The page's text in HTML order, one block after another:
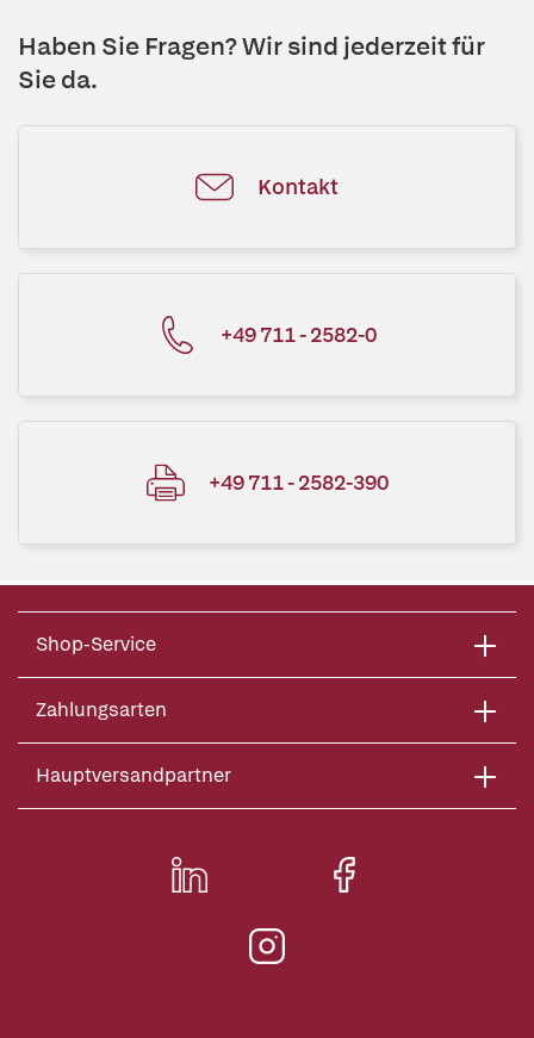
Haben Sie Fragen? Wir sind jederzeit für
Sie da.
Kontakt
+49 711 - 2582-0
+49 711 - 2582-390
Shop-Service
Zahlungsarten
Hauptversandpartner